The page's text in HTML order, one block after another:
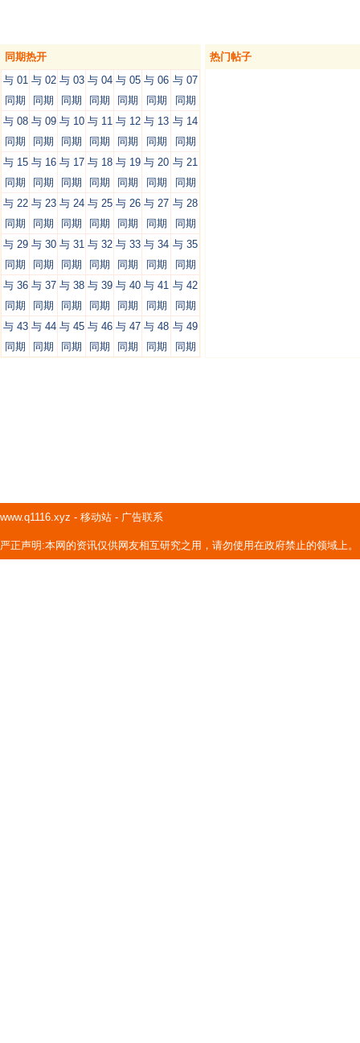
同期热开
与 01
同期
与 02
同期
与 03
同期
与 04
同期
与 05
同期
与 06
同期
与 07
同期
与 08
同期
与 09
同期
与 10
同期
与 11
同期
与 12
同期
与 13
同期
与 14
同期
与 15
同期
与 16
同期
与 17
同期
与 18
同期
与 19
同期
与 20
同期
与 21
同期
与 22
同期
与 23
同期
与 24
同期
与 25
同期
与 26
同期
与 27
同期
与 28
同期
与 29
同期
与 30
同期
与 31
同期
与 32
同期
与 33
同期
与 34
同期
与 35
同期
与 36
同期
与 37
同期
与 38
同期
与 39
同期
与 40
同期
与 41
同期
与 42
同期
与 43
同期
与 44
同期
与 45
同期
与 46
同期
与 47
同期
与 48
同期
与 49
同期
热门帖子
www.q1116.xyz - 移动站 - 广告联系
严正声明:本网的资讯仅供网友相互研究之用，请勿使用在政府禁止的领域上。